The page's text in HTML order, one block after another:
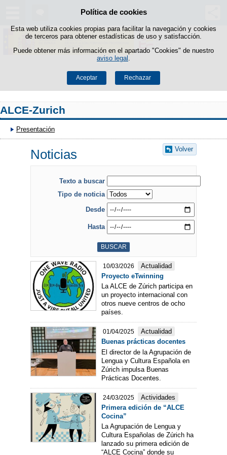
Política de cookies
Esta web utiliza cookies propias para facilitar la navegación y cookies
de terceros para obtener estadísticas de uso y satisfacción.
Puede obtener más información en el apartado "Cookies" de nuestro
aviso legal
Aceptar Rechazar
Saltar al contenido
ALCE-Zurich
Presentación
Volver
Noticias
Texto a buscar
Tipo de noticia
Desde
Hasta
10/03/2026
Actualidad
Proyecto eTwinning
La ALCE de Zúrich participa en
un proyecto internacional con
otros nueve centros de ocho
países.
01/04/2025
Actualidad
Buenas prácticas docentes
El director de la Agrupación de
Lengua y Cultura Española en
Zúrich impulsa Buenas
Prácticas Docentes.
24/03/2025
Actividades
Primera edición de “ALCE
Cocina”
La Agrupación de Lengua y
Cultura Españolas de Zúrich ha
lanzado su primera edición de
“ALCE Cocina” donde su